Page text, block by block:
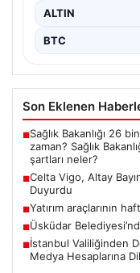
ALTIN
BTC
Son Eklenen
■Sağlık Bakanlığı 26
zaman? Sağlık
şartları neler?
■Celta Vigo, Altay
Duyurdu
■Yatırım araçlarının
■Üsküdar
■İstanbul Valiliğinden
Medya Hesaplarına